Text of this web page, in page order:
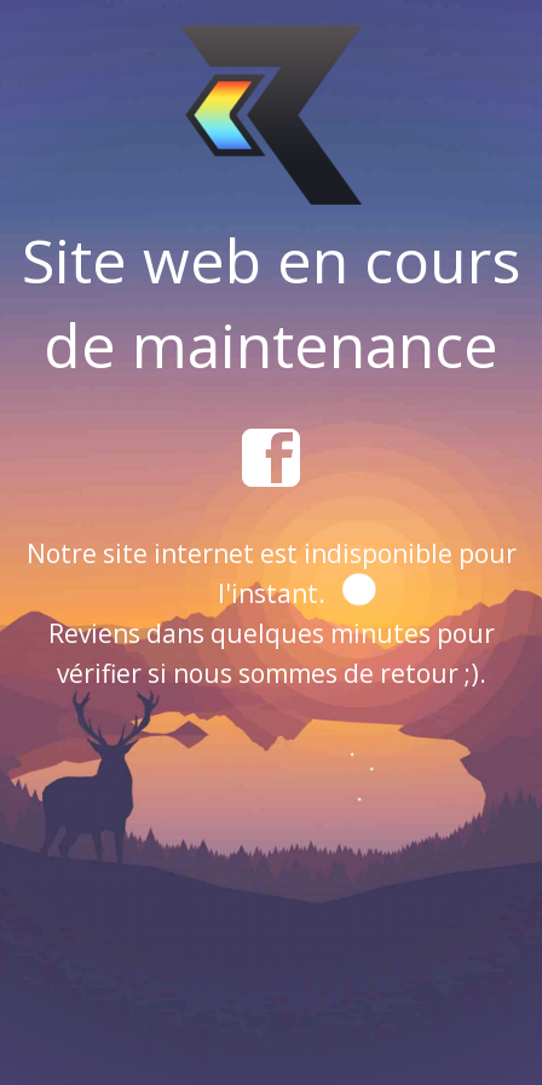
Site web en cours
de maintenance
Notre site internet est indisponible pour
l'instant.
Reviens dans quelques minutes pour
vérifier si nous sommes de retour ;).